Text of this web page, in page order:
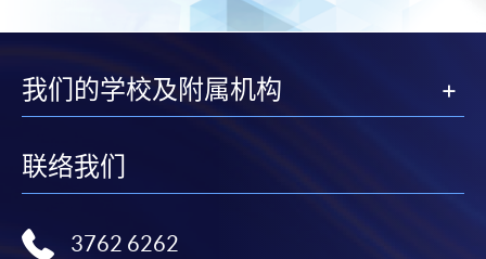
我们的学校及附属机构
联络我们
3762 6262